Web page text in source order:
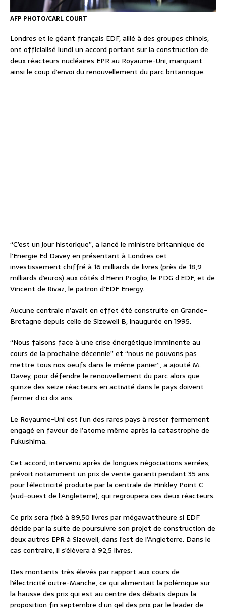
AFP PHOTO/CARL COURT
Londres et le géant français EDF, allié à des groupes chinois,
ont officialisé lundi un accord portant sur la construction de
deux réacteurs nucléaires EPR au Royaume-Uni, marquant
ainsi le coup d’envoi du renouvellement du parc britannique.
“C’est un jour historique”, a lancé le ministre britannique de
l’Energie Ed Davey en présentant à Londres cet
investissement chiffré à 16 milliards de livres (près de 18,9
milliards d’euros) aux côtés d’Henri Proglio, le PDG d’EDF, et de
Vincent de Rivaz, le patron d’EDF Energy.
Aucune centrale n’avait en effet été construite en Grande-
Bretagne depuis celle de Sizewell B, inaugurée en 1995.
“Nous faisons face à une crise énergétique imminente au
cours de la prochaine décennie” et “nous ne pouvons pas
mettre tous nos oeufs dans le même panier”, a ajouté M.
Davey, pour défendre le renouvellement du parc alors que
quinze des seize réacteurs en activité dans le pays doivent
fermer d’ici dix ans.
Le Royaume-Uni est l’un des rares pays à rester fermement
engagé en faveur de l’atome même après la catastrophe de
Fukushima.
Cet accord, intervenu après de longues négociations serrées,
prévoit notamment un prix de vente garanti pendant 35 ans
pour l’électricité produite par la centrale de Hinkley Point C
(sud-ouest de l’Angleterre), qui regroupera ces deux réacteurs.
Ce prix sera fixé à 89,50 livres par mégawattheure si EDF
décide par la suite de poursuivre son projet de construction de
deux autres EPR à Sizewell, dans l’est de l’Angleterre. Dans le
cas contraire, il s’élèvera à 92,5 livres.
Des montants très élevés par rapport aux cours de
l’électricité outre-Manche, ce qui alimentait la polémique sur
la hausse des prix qui est au centre des débats depuis la
proposition fin septembre d’un gel des prix par le leader de